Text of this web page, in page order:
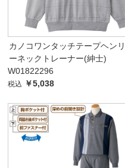
カノコワンタッチテープヘンリ
ーネックトレーナー(紳士)
W01822296
税込 ￥5,038